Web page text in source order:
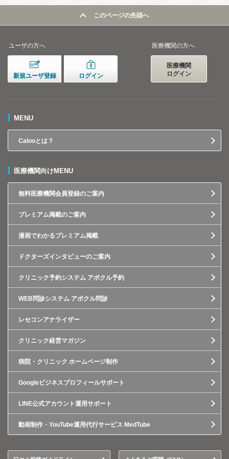
このページの先頭へ
ユーザの方へ
新規ユーザ登録 ログイン
医療機関の方へ
医療機関
ログイン
MENU
Calooとは？
医療機関向けMENU
無料医療機関会員登録のご案内
プレミアム掲載のご案内
漫画でわかるプレミアム掲載
ドクターズインタビューのご案内
クリニック予約システム アポクル予約
WEB問診システム アポクル問診
レセコンアナライザー
クリニック経営マガジン
病院・クリニック ホームページ制作
Googleビジネスプロフィールサポート
LINE公式アカウント運用サポート
動画制作・YouTube運用代行サービス MedTube